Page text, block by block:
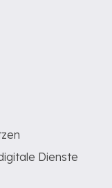
Dienste